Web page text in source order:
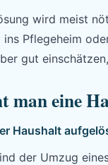
wird meist
Pflegeheim
gut
man eine
Haushalt
der Umzug